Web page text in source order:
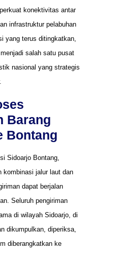
konektivitas antar
infrastruktur pelabuhan
yang terus ditingkatkan,
salah satu pusat
nasional yang strategis
Barang
Bontang
Sidoarjo Bontang,
kombinasi jalur laut dan
dapat berjalan
Seluruh pengiriman
di wilayah Sidoarjo, di
dikumpulkan, diperiksa,
diberangkatkan ke